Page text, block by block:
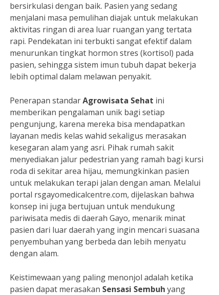
bersirkulasi dengan baik. Pasien yang sedang
menjalani masa pemulihan diajak untuk melakukan
aktivitas ringan di area luar ruangan yang tertata
rapi. Pendekatan ini terbukti sangat efektif dalam
menurunkan tingkat hormon stres (kortisol) pada
pasien, sehingga sistem imun tubuh dapat bekerja
lebih optimal dalam melawan penyakit.
Penerapan standarAgrowisata Sehat ini
memberikan pengalaman unik bagi setiap
pengunjung, karena mereka bisa mendapatkan
layanan medis kelas wahid sekaligus merasakan
kesegaran alam yang asri. Pihak rumah sakit
menyediakan jalur pedestrian yang ramah bagi kursi
roda di sekitar area hijau, memungkinkan pasien
untuk melakukan terapi jalan dengan aman. Melalui
portal rsgayomedicalcentre.com, dijelaskan bahwa
konsep ini juga bertujuan untuk mendukung
pariwisata medis di daerah Gayo, menarik minat
pasien dari luar daerah yang ingin mencari suasana
penyembuhan yang berbeda dan lebih menyatu
dengan alam.
Keistimewaan yang paling menonjol adalah ketika
pasien dapat merasakan Sensasi Sembuh yang